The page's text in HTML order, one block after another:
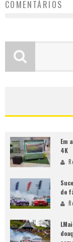
COMENTÁRIOS
Em
4K
de